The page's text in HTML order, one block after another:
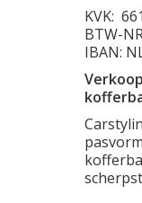
KVK:
BTW-
IBAN: